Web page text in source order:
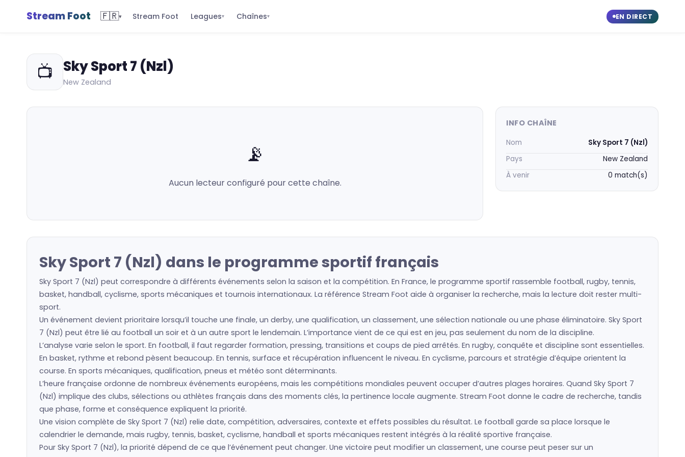
Stream Foot 🇫🇷▾ Stream Foot Leagues▾ Chaînes▾ EN DIRECT
📺 Sky Sport 7 (Nzl)
New Zealand
📡
Aucun lecteur configuré pour cette chaîne.
INFO CHAÎNE
Nom
Sky Sport 7 (Nzl)
Pays
New Zealand
À venir
0 match(s)
Sky Sport 7 (Nzl) dans le programme sportif français
Sky Sport 7 (Nzl) peut correspondre à différents événements selon la saison et la compétition. En France, le programme sportif rassemble football, rugby, tennis,
basket, handball, cyclisme, sports mécaniques et tournois internationaux. La référence Stream Foot aide à organiser la recherche, mais la lecture doit rester multi-
sport.
Un événement devient prioritaire lorsqu’il touche une finale, un derby, une qualification, un classement, une sélection nationale ou une phase éliminatoire. Sky Sport
7 (Nzl) peut être lié au football un soir et à un autre sport le lendemain. L’importance vient de ce qui est en jeu, pas seulement du nom de la discipline.
L’analyse varie selon le sport. En football, il faut regarder formation, pressing, transitions et coups de pied arrêtés. En rugby, conquête et discipline sont essentielles.
En basket, rythme et rebond pèsent beaucoup. En tennis, surface et récupération influencent le niveau. En cyclisme, parcours et stratégie d’équipe orientent la
course. En sports mécaniques, qualification, pneus et météo sont déterminants.
L’heure française ordonne de nombreux événements européens, mais les compétitions mondiales peuvent occuper d’autres plages horaires. Quand Sky Sport 7
(Nzl) implique des clubs, sélections ou athlètes français dans des moments clés, la pertinence locale augmente. Stream Foot donne le cadre de recherche, tandis
que phase, forme et conséquence expliquent la priorité.
Une vision complète de Sky Sport 7 (Nzl) relie date, compétition, adversaires, contexte et effets possibles du résultat. Le football garde sa place lorsque le
calendrier le demande, mais rugby, tennis, basket, cyclisme, handball et sports mécaniques restent intégrés à la réalité sportive française.
Pour Sky Sport 7 (Nzl), la priorité dépend de ce que l’événement peut changer. Une victoire peut modifier un classement, une course peut peser sur un